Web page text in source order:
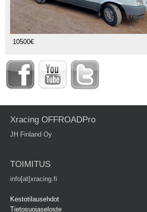
10500€
Xracing OFFROADPro
JH Finland Oy
TOIMITUS
info[at]xracing.fi
Kestotilausehdot
Tietosuojaseloste